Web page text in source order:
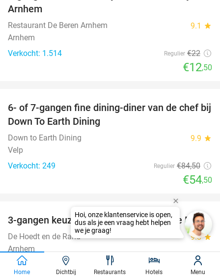
Arnhem
Restaurant De Beren Arnhem 9.1 star
Arnhem
Verkocht: 1.514
Regulier €22
€12,50
36%
6- of 7-gangen fine dining-diner van de chef bij
Down To Earth Dining
Down to Earth Dining 9.9 star
Velp
Verkocht: 249
Regulier €84,50
€54,50
41%
3-gangen keuzediner bij De Hoedt en de Rand
De Hoedt en de Rand 9.8star
Arnhem
Verkocht: 255
Regulier ,30
Home Dichtbij Restaurants Hotels Menu
Hoi, onze klantenservice is open,
dus als je een vraag hebt helpen
we je graag!